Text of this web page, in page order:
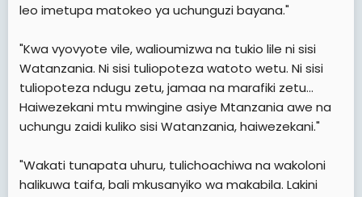
leo imetupa matokeo ya uchunguzi bayana."
"Kwa vyovyote vile, walioumizwa na tukio lile ni sisi
Watanzania. Ni sisi tuliopoteza watoto wetu. Ni sisi
tuliopoteza ndugu zetu, jamaa na marafiki zetu...
Haiwezekani mtu mwingine asiye Mtanzania awe na
uchungu zaidi kuliko sisi Watanzania, haiwezekani."
"Wakati tunapata uhuru, tulichoachiwa na wakoloni
halikuwa taifa, bali mkusanyiko wa makabila. Lakini